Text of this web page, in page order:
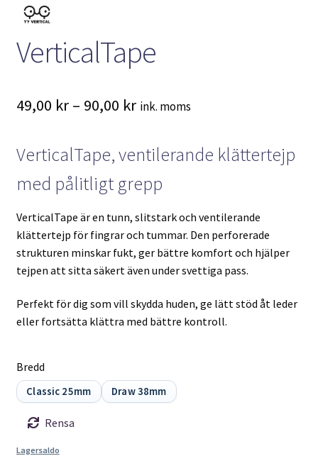
VerticalTape
49,00 kr – 90,00 krPrisintervall:
till
90,00 kr
ink. moms
VerticalTape, ventilerande klättertejp
med pålitligt grepp
VerticalTape är en tunn, slitstark och ventilerande
klättertejp för fingrar och tummar. Den perforerade
strukturen minskar fukt, ger bättre komfort och hjälper
tejpen att sitta säkert även under svettiga pass.
Perfekt för dig som vill skydda huden, ge lätt stöd åt leder
eller fortsätta klättra med bättre kontroll.
Bredd
Classic 25mm Draw 38mm
Rensa
Lagersaldo